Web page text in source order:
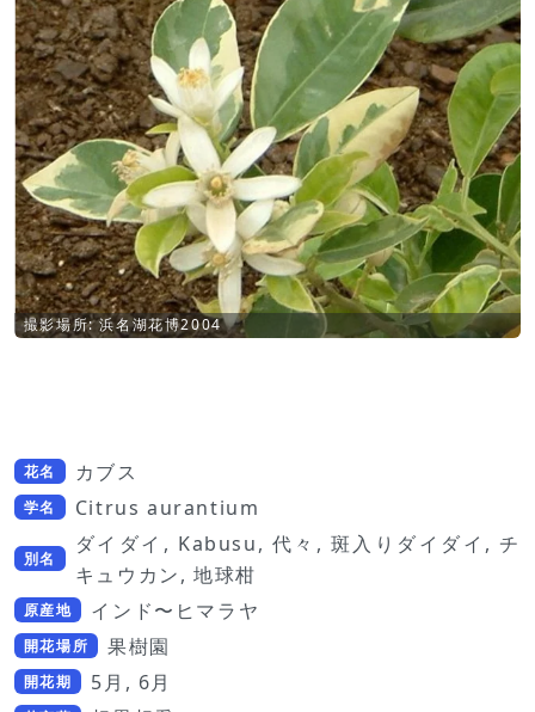
撮影場所: 浜名湖花博2004
花名 カブス
学名 Citrus aurantium
別名
ダイダイ, Kabusu, 代々, 斑入りダイダイ, チ
キュウカン, 地球柑
原産地 インド〜ヒマラヤ
開花場所 果樹園
開花期 5月, 6月